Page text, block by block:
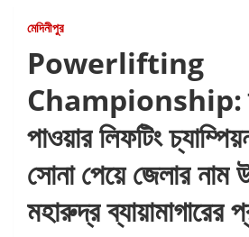
মেদিনীপুর
Powerlifting
Championship:
পাওয়ার লিফটিং
সোনা পেয়ে জেলার
মহারুদ্র ব্যায়ামাগারের